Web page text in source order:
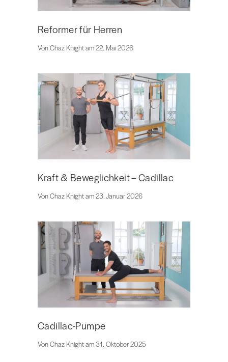
Reformer für Herren
Von Chaz Knight am 22. Mai 2026
Kraft & Beweglichkeit – Cadillac
Von Chaz Knight am 23. Januar 2026
Cadillac-Pumpe
Von Chaz Knight am 31. Oktober 2025